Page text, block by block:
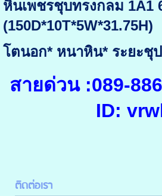
หินเพชรชุบทรงกลม 1A1
(150D*10T*5W*31.75H)
โตนอก* หนาหิน* ระยะชุป
สายด่วน :089-
ID:
ติดต่อเรา